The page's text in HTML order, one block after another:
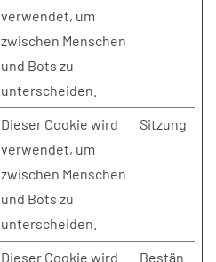
verwendet, um
zwischen Menschen
und Bots zu
unterscheiden.
Dieser Cookie wird
verwendet, um
zwischen Menschen
und Bots zu
unterscheiden.
Sitzung
Dieser Cookie wird
Bestän